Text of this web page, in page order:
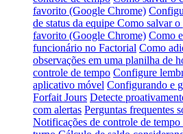
favorito (Google Chrome)
de status da equipe Como salvar
favorito (Google Chrome) Como
funcionário no Factorial Como
observações em uma planilha de
controle de tempo Configure
aplicativo móvel Configurando e
Forfait Jours Detecte
com alertas Perguntas frequentes
Notificações de controle de